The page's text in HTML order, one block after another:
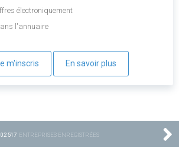
électroniquement
l'annuaire
m'inscris En savoir plus
517 ENTREPRISES ENREGISTRÉES